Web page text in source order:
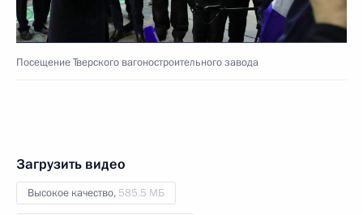
Посещение Тверского вагоностроительного завода
Загрузить видео
Высокое качество, 585.5 МБ